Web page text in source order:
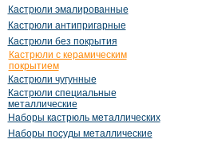
Кастрюли эмалированные
Кастрюли антипригарные
Кастрюли без покрытия
Кастрюли с керамическим
покрытием
Кастрюли чугунные
Кастрюли специальные
металлические
Наборы кастрюль металлических
Наборы посуды металлические